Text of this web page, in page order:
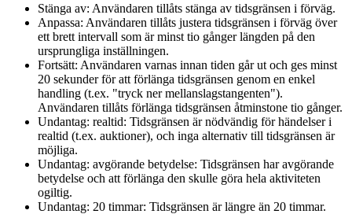
Stänga av: Användaren tillåts stänga av tidsgränsen i förväg.
Anpassa: Användaren tillåts justera tidsgränsen i förväg över
ett brett intervall som är minst tio gånger längden på den
ursprungliga inställningen.
Fortsätt: Användaren varnas innan tiden går ut och ges minst
20 sekunder för att förlänga tidsgränsen genom en enkel
handling (t.ex. "tryck ner mellanslagstangenten").
Användaren tillåts förlänga tidsgränsen åtminstone tio gånger.
Undantag: realtid: Tidsgränsen är nödvändig för händelser i
realtid (t.ex. auktioner), och inga alternativ till tidsgränsen är
möjliga.
Undantag: avgörande betydelse: Tidsgränsen har avgörande
betydelse och att förlänga den skulle göra hela aktiviteten
ogiltig.
Undantag: 20 timmar: Tidsgränsen är längre än 20 timmar.